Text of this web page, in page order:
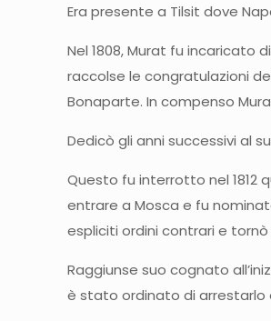
Era presente a Tilsit dove
Nel 1808, Murat fu incaricato
raccolse le congratulazioni
Bonaparte. In compenso
Dedicò gli anni successivi al
Questo fu interrotto nel 1812
entrare a Mosca e fu
espliciti ordini contrari e
Raggiunse suo cognato
è stato ordinato di arrestarlo